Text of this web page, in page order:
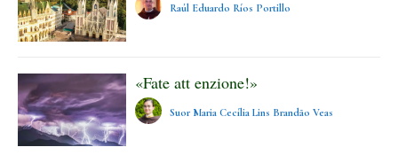
Raúl Eduardo Ríos Portillo
«Fate att enzione!»
Suor Maria Cecília Lins Brandão Veas